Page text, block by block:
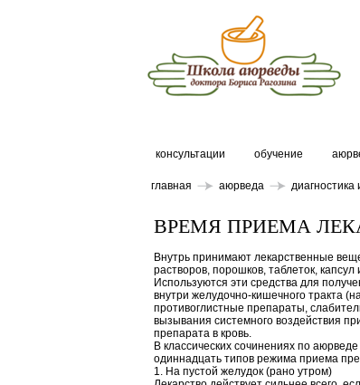
консультации обучение
главная аюрведа диагностика
ВРЕМЯ ПРИЕМА
Внутрь принимают лекарственные
растворов, порошков, таблеток,
Используются эти средства для
внутри желудочно-кишечного тракта
противоглистные препараты,
вызывания системного воздействия
препарата в кровь.
В классических сочинениях по
одиннадцать типов режима приема
1. На пустой желудок (рано утром)